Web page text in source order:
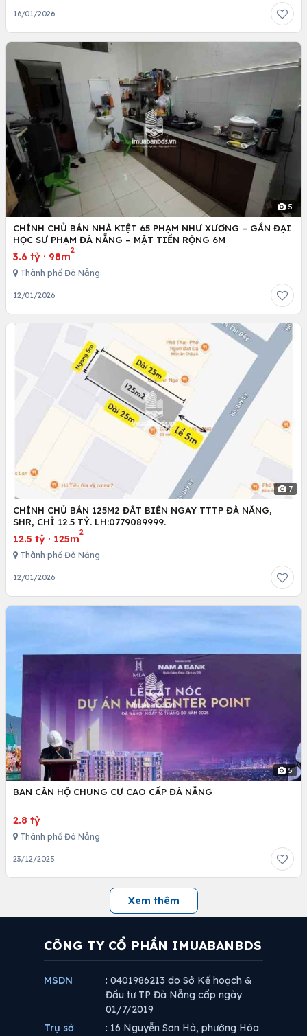
16/01/2026
5
CHÍNH CHỦ BÁN NHÀ KIỆT 65 PHẠM NHƯ XƯƠNG – GẦN ĐẠI
HỌC SƯ PHẠM ĐÀ NẴNG – MẶT TIỀN RỘNG 6M
3.6 tỷ · 98m
2
Thành phố Đà Nẵng
12/01/2026
7
CHÍNH CHỦ BÁN 125M2 ĐẤT BIỂN NGAY TTTP ĐÀ NẴNG,
SHR, CHỈ 12.5 TỶ. LH:0779089999.
12.5 tỷ · 125m
2
Thành phố Đà Nẵng
12/01/2026
5
BAN CĂN HỘ CHUNG CƯ CAO CẤP ĐÀ NẴNG
2.8 tỷ
Thành phố Đà Nẵng
23/12/2025
Xem thêm
CÔNG TY CỔ PHẦN IMUABANBDS
MSDN
: 0401986213 do Sở Kế hoạch &
Đầu tư TP Đà Nẵng cấp ngày
01/7/2019
Trụ sở
: 16 Nguyễn Sơn Hà, phường Hòa